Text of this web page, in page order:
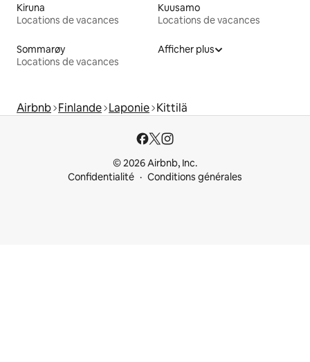
Kiruna
Locations de vacances
Kuusamo
Locations de vacances
Sommarøy
Locations de vacances
Afficher plus
Airbnb Finlande Laponie Kittilä
© 2026 Airbnb, Inc.
Confidentialité
Conditions générales